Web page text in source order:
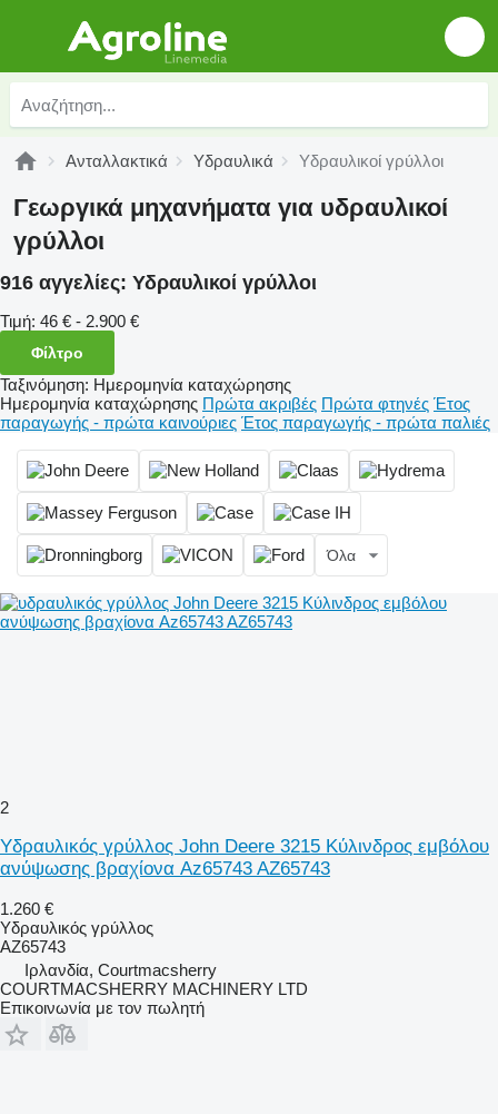
Ανταλλακτικά Υδραυλικά Υδραυλικοί γρύλλοι
Γεωργικά μηχανήματα για υδραυλικοί
γρύλλοι
916 αγγελίες: Υδραυλικοί γρύλλοι
Τιμή: 46 € - 2.900 €
Φίλτρο
Ταξινόμηση: Ημερομηνία καταχώρησης
Ημερομηνία καταχώρησης Πρώτα ακριβές Πρώτα φτηνές Έτος
παραγωγής - πρώτα καινούριες Έτος παραγωγής - πρώτα παλιές
Όλα
2
Υδραυλικός γρύλλος John Deere 3215 Κύλινδρος εμβόλου
ανύψωσης βραχίονα Az65743 AZ65743
1.260 €
Υδραυλικός γρύλλος
AZ65743
Ιρλανδία, Courtmacsherry
COURTMACSHERRY MACHINERY LTD
Επικοινωνία με τον πωλητή